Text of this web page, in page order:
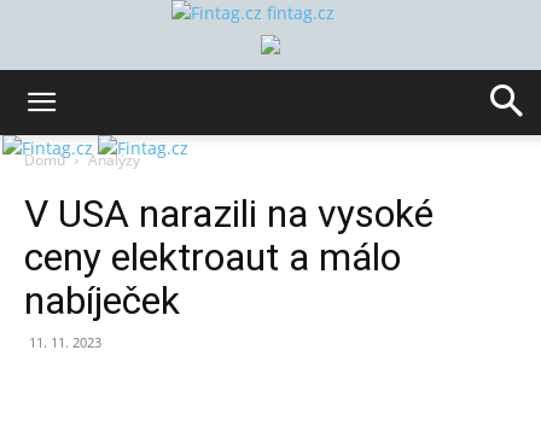
fintag.cz
Domů Analýzy
V USA narazili na vysoké
ceny elektroaut a málo
nabíječek
11. 11. 2023